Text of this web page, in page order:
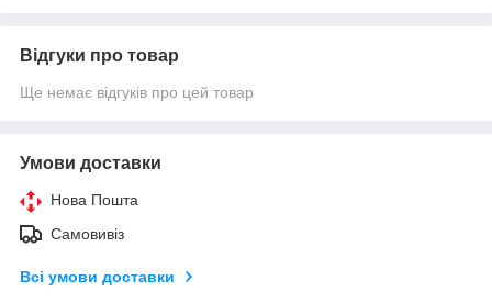
Відгуки про товар
Ще немає відгуків про цей товар
Умови доставки
Нова Пошта
Самовивіз
Всі умови доставки